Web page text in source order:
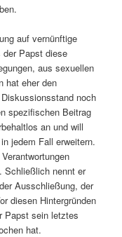
auf vernünftige
Papst diese
aus sexuellen
hat eher den
noch
spezifischen Beitrag
an und will
jedem Fall erweitern.
Schließlich nennt er
Ausschließung, der
diesen Hintergründen
Papst sein letztes
hat.